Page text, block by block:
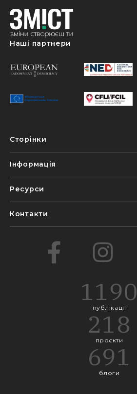
Наші партнери
Сторінки
Інформація
Ресурси
Контакти
1190
публікації
218
проєкти
691
блоги